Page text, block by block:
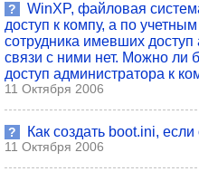
?
WinXP, файловая
доступ к компу, а по
сотрудника имевших
связи с ними нет. Можно ли
доступ администратора к
11 Октября 2006
? Как создать boot.ini,
11 Октября 2006